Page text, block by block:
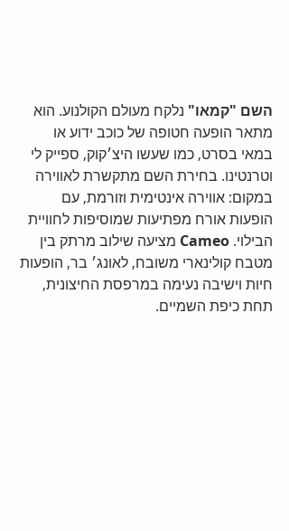
השם "קמאו" נלקח מעולם הקולנוע. הוא
מתאר הופעה חטופה של כוכב ידוע או
במאי בסרט, כמו שעשו היצ׳קוק, ספייק לי
וטרנטינו. בחירת השם מתקשרת לאווירה
במקום: אווירה אינטימית וזורמת, עם
הופעות אורח מפתיעות שמוסיפות לחוויית
הבילוי. Cameo מציעה שילוב מרתק בין
מטבח קולינארי משובח, לאונג׳ בר, הופעות
חיות וישיבה נעימה במרפסת החיצונית,
תחת כיפת השמיים.